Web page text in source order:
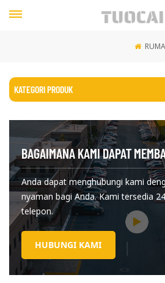
KATEGORI PRODUK
BAGAIMANA KAMI DAPAT
Anda dapat menghubungi kami
nyaman bagi Anda. Kami tersedia
telepon.
HUBUNGI KAMI